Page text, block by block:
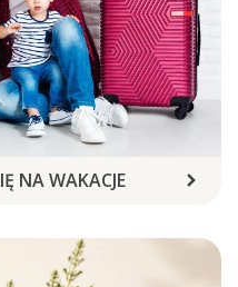
NA WAKACJE